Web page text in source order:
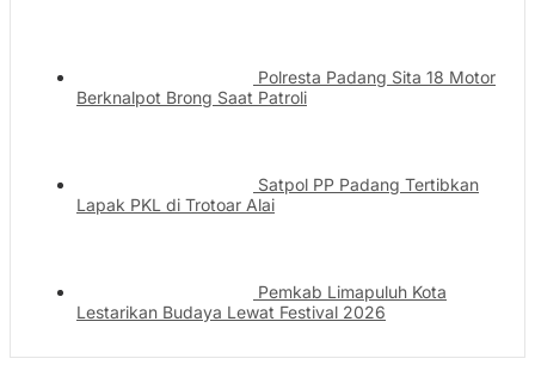
Polresta Padang Sita 18 Motor
Berknalpot Brong Saat Patroli
Satpol PP Padang Tertibkan
Lapak PKL di Trotoar Alai
Pemkab Limapuluh Kota
Lestarikan Budaya Lewat Festival 2026